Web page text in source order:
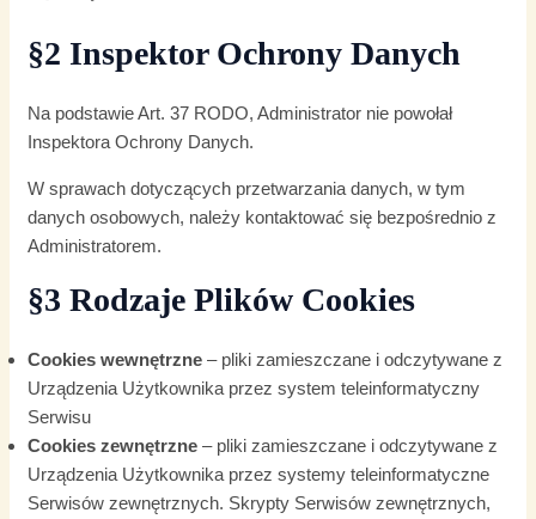
§2 Inspektor Ochrony Danych
Na podstawie Art. 37 RODO, Administrator nie powołał
Inspektora Ochrony Danych.
W sprawach dotyczących przetwarzania danych, w tym
danych osobowych, należy kontaktować się bezpośrednio z
Administratorem.
§3 Rodzaje Plików Cookies
Cookies wewnętrzne – pliki zamieszczane i odczytywane z
Urządzenia Użytkownika przez system teleinformatyczny
Serwisu
Cookies zewnętrzne – pliki zamieszczane i odczytywane z
Urządzenia Użytkownika przez systemy teleinformatyczne
Serwisów zewnętrznych. Skrypty Serwisów zewnętrznych,